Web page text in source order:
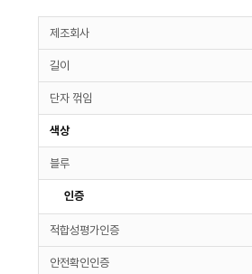
제조회사
길이
단자 꺾임
색상
블루
인증
적합성평가인증
안전확인인증